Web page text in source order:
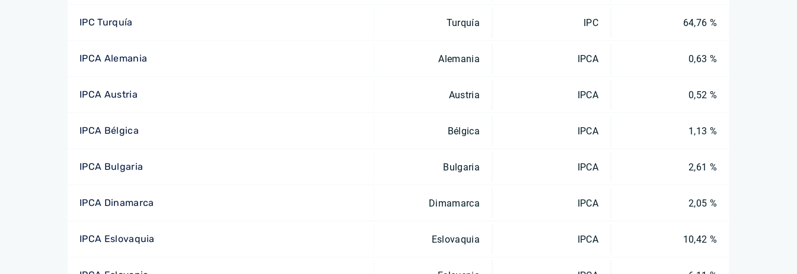
IPC Turquía Turquía IPC 64,76 %
IPCA Alemania Alemania IPCA 0,63 %
IPCA Austria Austria IPCA 0,52 %
IPCA Bélgica Bélgica IPCA 1,13 %
IPCA Bulgaria Bulgaria IPCA 2,61 %
IPCA Dinamarca Dimamarca IPCA 2,05 %
IPCA Eslovaquia Eslovaquia IPCA 10,42 %